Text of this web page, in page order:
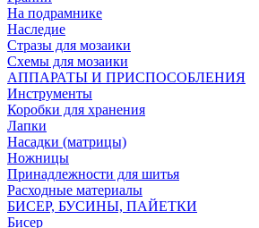
На подрамнике
Наследие
Стразы для мозаики
Схемы для мозаики
АППАРАТЫ И ПРИСПОСОБЛЕНИЯ
Инструменты
Коробки для хранения
Лапки
Насадки (матрицы)
Ножницы
Принадлежности для шитья
Расходные материалы
БИСЕР, БУСИНЫ, ПАЙЕТКИ
Бисер